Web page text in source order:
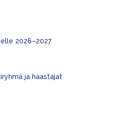
2026–2027
ja haastajat